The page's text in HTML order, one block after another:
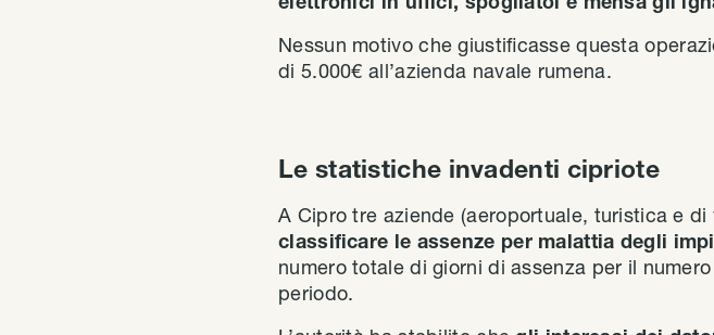
Nessun motivo che giustificasse questa
di 5.000€ all’azienda navale rumena.
Le statistiche invadenti cipriote
A Cipro tre aziende (aeroportuale, turistica e
classificare le assenze per malattia degli
numero totale di giorni di assenza per il
periodo.